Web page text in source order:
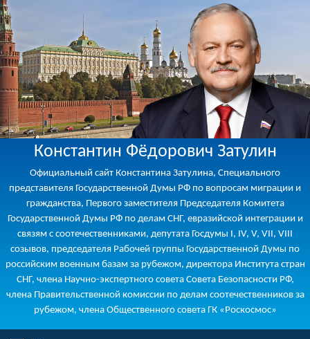
Константин Фёдорович Затулин
Официальный сайт Константина Затулина, Специального
представителя Государственной Думы РФ по вопросам миграции и
гражданства, Первого заместителя Председателя Комитета
Государственной Думы РФ по делам СНГ, евразийской интеграции и
связям с соотечественниками, депутата Госдумы I, IV, V, VII, VIII
созывов, председателя Рабочей группы Государственной Думы по
российским военным базам за рубежом, директора Института стран
СНГ, члена Научно-экспертного совета Совета Безопасности РФ,
члена Правительственной комиссии по делам соотечественников за
рубежом, члена Общественного совета ГК «Роскосмос»